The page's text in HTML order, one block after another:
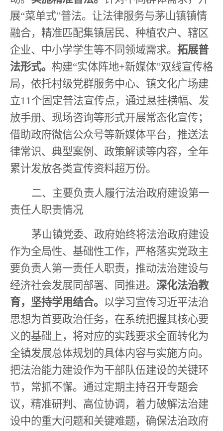
展“菜单式”普法。让法律服务与茅山镇镇情
融合，精准匹配集镇居民、种植农户、辖区
企业、中小学学生等不同领域需求。 拓展普
法形式。 构建“实体阵地+新媒体”双线宣传格
局，依托村级党群服务中心、镇文化广场建
立11 个固定普法宣传点，通过悬挂横幅、发
放手册、现场咨询等形式开展常态化宣传；
借助政府微信公众号等新媒体平台，推送法
律常识、典型案例、政策解读等内容，全年
累计发放各类宣传资料超万份。
二、 主要负责人履行法治政府建设第一
责任人职责情况
茅山镇党委、政府始终将法治政府建设
作为全局性、基础性工作，严格落实党政主
要负责人第一责任人职责，推动法治建设与
经济社会发展同部署、同推进。 深化法治教
育，坚持学用结合。 以学习宣传习近平法治
思想为首要政治任务，在系统把握其核心要
义的基础上，将对应的实践要求全面转化为
全镇发展总体规划的具体内容与实施方向。
把法治能力建设作为干部队伍建设的关键环
节，常抓不懈。通过定期主持召开专题会
议，精准研判、高位协调，着力破解法治建
设中的重大问题和关键难题，确保法治政府